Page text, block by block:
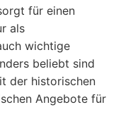
für einen
als
wichtige
beliebt sind
der historischen
Angebote für